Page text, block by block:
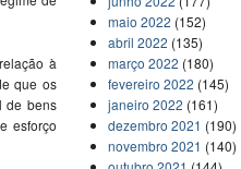
à
que os
de bens
esforço
maio 2022 (152)
abril 2022 (135)
março 2022 (180)
fevereiro 2022 (145)
janeiro 2022 (161)
dezembro 2021 (190)
novembro 2021 (140)